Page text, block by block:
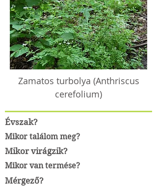
Zamatos turbolya (Anthriscus
cerefolium)
Évszak?
Mikor találom meg?
Mikor virágzik?
Mikor van termése?
Mérgező?